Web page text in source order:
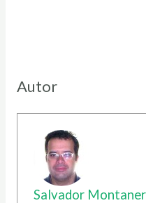
Autor
Salvador Montaner